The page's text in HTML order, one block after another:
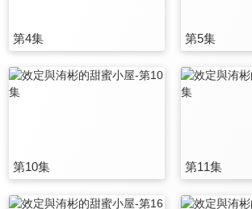
第4集 第5集
第10集 第11集